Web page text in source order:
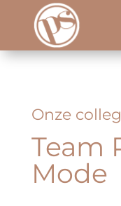
Onze
Team
Mode